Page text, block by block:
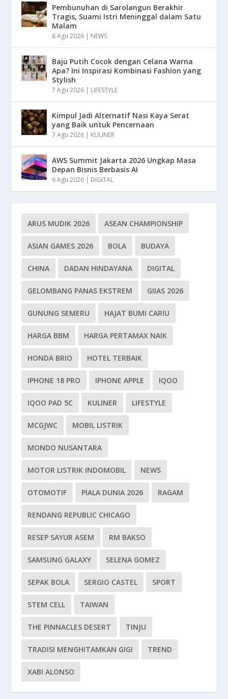
Pembunuhan di Sarolangun Berakhir
Tragis, Suami Istri Meninggal dalam Satu
Malam
8 Agu 2026 | NEWS
Baju Putih Cocok dengan Celana Warna
Apa? Ini Inspirasi Kombinasi Fashion yang
Stylish
7 Agu 2026 | LIFESTYLE
Kimpul Jadi Alternatif Nasi Kaya Serat
yang Baik untuk Pencernaan
7 Agu 2026 | KULINER
AWS Summit Jakarta 2026 Ungkap Masa
Depan Bisnis Berbasis AI
6 Agu 2026 | DIGITAL
ARUS MUDIK 2026 ASEAN CHAMPIONSHIP
ASIAN GAMES 2026 BOLA BUDAYA
CHINA DADAN HINDAYANA DIGITAL
GELOMBANG PANAS EKSTREM GIIAS 2026
GUNUNG SEMERU HAJAT BUMI CARIU
HARGA BBM HARGA PERTAMAX NAIK
HONDA BRIO HOTEL TERBAIK
IPHONE 18 PRO IPHONE APPLE IQOO
IQOO PAD 5C KULINER LIFESTYLE
MCGJWC MOBIL LISTRIK
MONDO NUSANTARA
MOTOR LISTRIK INDOMOBIL NEWS
OTOMOTIF PIALA DUNIA 2026 RAGAM
RENDANG REPUBLIC CHICAGO
RESEP SAYUR ASEM RM BAKSO
SAMSUNG GALAXY SELENA GOMEZ
SEPAK BOLA SERGIO CASTEL SPORT
STEM CELL TAIWAN
THE PINNACLES DESERT TINJU
TRADISI MENGHITAMKAN GIGI TREND
XABI ALONSO